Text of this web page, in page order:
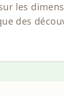
les
des